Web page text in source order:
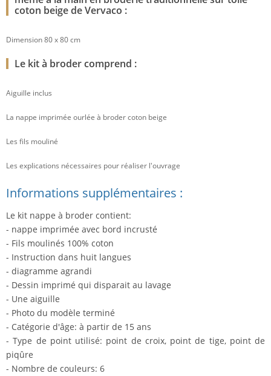
coton beige de Vervaco :
Dimension 80 x 80 cm
Le kit à broder comprend :
Aiguille inclus
La nappe imprimée ourlée à broder coton beige
Les fils mouliné
Les explications nécessaires pour réaliser l'ouvrage
Informations supplémentaires :
Le kit nappe à broder contient:
- nappe imprimée avec bord incrusté
- Fils moulinés 100% coton
- Instruction dans huit langues
- diagramme agrandi
- Dessin imprimé qui disparait au lavage
- Une aiguille
- Photo du modèle terminé
- Catégorie d'âge: à partir de 15 ans
- Type de point utilisé: point de croix, point de tige, point de
piqûre
- Nombre de couleurs: 6